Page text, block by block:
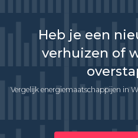
Heb je een
verhuizen of
Vergelijk energiemaatschappijen in